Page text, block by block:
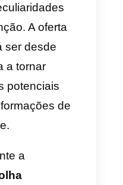
a própria
as interações
e publicitar os
ou serviços.
as atividades
que a equipa
encontra-se